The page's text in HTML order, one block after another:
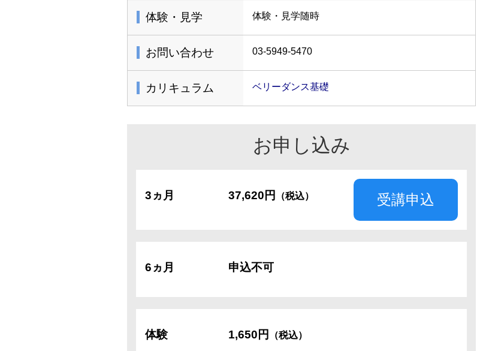
体験・見学 体験・見学随時
お問い合わせ 03-5949-5470
カリキュラム ベリーダンス基礎
お申し込み
3ヵ月 37,620円 （税込） 受講申込
6ヵ月 申込不可
体験 1,650円 （税込）